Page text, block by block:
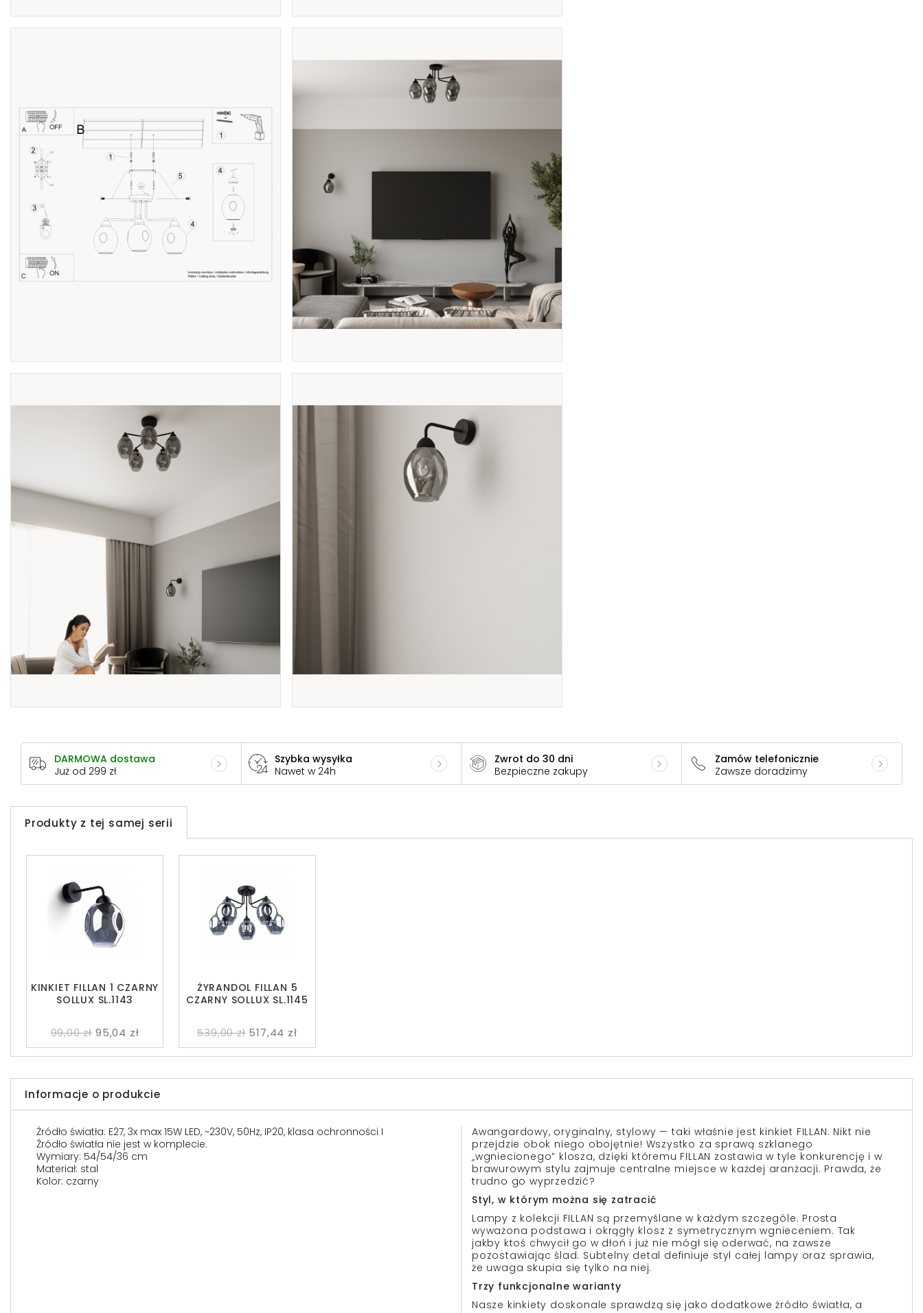
DARMOWA dostawa
Już od 299 zł
Szybka wysyłka
Nawet w 24h
Zwrot do 30 dni
Bezpieczne zakupy
Zamów telefonicznie
Zawsze doradzimy
Produkty z tej samej serii
KINKIET FILLAN 1 CZARNY
SOLLUX SL.1143
99,00 zł 95,04 zł
ŻYRANDOL FILLAN 5
CZARNY SOLLUX SL.1145
539,00 zł 517,44 zł
Informacje o produkcie
Źródło światła: E27, 3x max 15W LED, ~230V, 50Hz, IP20, klasa ochronności I
Źródło światła nie jest w komplecie.
Wymiary: 54/54/36 cm
Materiał: stal
Kolor: czarny
Awangardowy, oryginalny, stylowy — taki właśnie jest kinkiet FILLAN. Nikt nie
przejdzie obok niego obojętnie! Wszystko za sprawą szklanego
„wgniecionego” klosza, dzięki któremu FILLAN zostawia w tyle konkurencję i w
brawurowym stylu zajmuje centralne miejsce w każdej aranżacji. Prawda, że
trudno go wyprzedzić?
Styl, w którym można się zatracić
Lampy z kolekcji FILLAN są przemyślane w każdym szczególe. Prosta
wyważona podstawa i okrągły klosz z symetrycznym wgnieceniem. Tak
jakby ktoś chwycił go w dłoń i już nie mógł się oderwać, na zawsze
pozostawiając ślad. Subtelny detal definiuje styl całej lampy oraz sprawia,
że uwaga skupia się tylko na niej.
Trzy funkcjonalne warianty
Nasze kinkiety doskonale sprawdzą się jako dodatkowe źródło światła, a